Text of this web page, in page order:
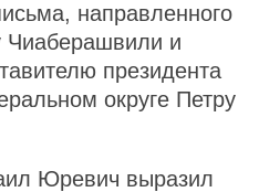
направленного
Чиаберашвили и
президента
округе Петру
Юревич выразил